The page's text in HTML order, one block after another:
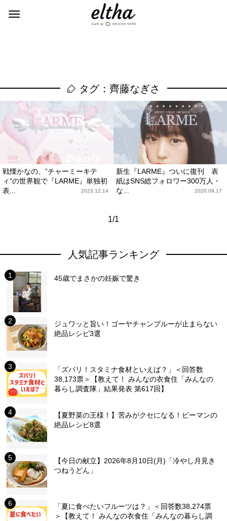
タグ：齊藤なぎさ
戦慄かなの、”チャーミーキテ
ィ”の世界観で『LARME』単独初
表...
2023.12.14
新生『LARME』ついに復刊 表
紙はSNS総フォロワー300万人・
な...
2020.09.17
1/1
人気記事ランキング
45歳でまさかの妊娠で驚き
ジュワッと旨い！ゴーヤチャンプルーが止まらない
絶品レシピ3選
「ズバリ！スタミナ食材といえば？」＜回答数
38,173票＞【教えて！ みんなの衣食住「みんなの
暮らし調査隊」結果発表 第617回】
【夏野菜の王様！】苦みがクセになる！ピーマンの
絶品レシピ8選
【今日の献立】2026年8月10日(月)「冷やし月見き
つねうどん」
「夏に食べたいフルーツは？」＜回答数38,274票
＞【教えて！ みんなの衣食住「みんなの暮らし調